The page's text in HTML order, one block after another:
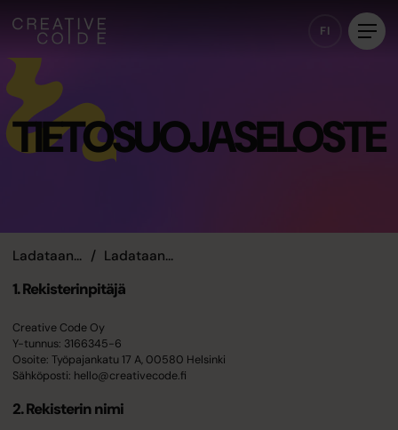
FI
TIETOSUOJASELOSTE
Ladataan... Ladataan...
1. Rekisterinpitäjä
Creative Code Oy
Y-tunnus: 3166345-6
Osoite: Työpajankatu 17 A, 00580 Helsinki
Sähköposti: hello@creativecode.fi
2. Rekisterin nimi